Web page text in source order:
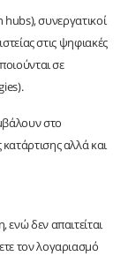
συνεργατικοί
στις ψηφιακές
σε
στο
αλλά και
δεν απαιτείται
τον λογαριασμό